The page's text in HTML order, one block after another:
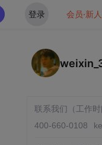
登录 会员·新
联系我们（工作时
400-660-0108